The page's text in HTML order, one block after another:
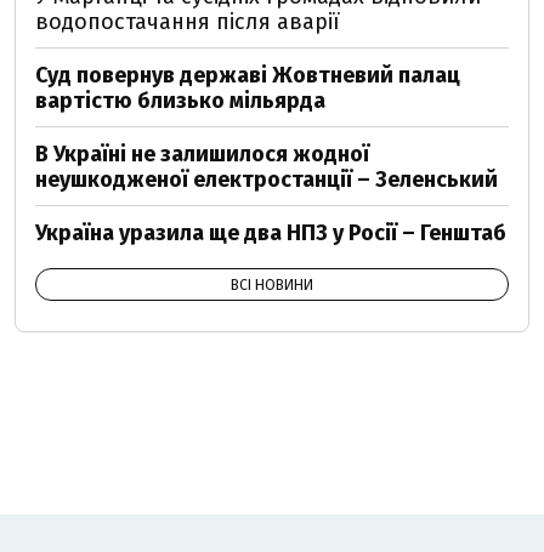
водопостачання після аварії
Суд повернув державі Жовтневий палац
вартістю близько мільярда
В Україні не залишилося жодної
неушкодженої електростанції – Зеленський
Україна уразила ще два НПЗ у Росії – Генштаб
ВСІ НОВИНИ